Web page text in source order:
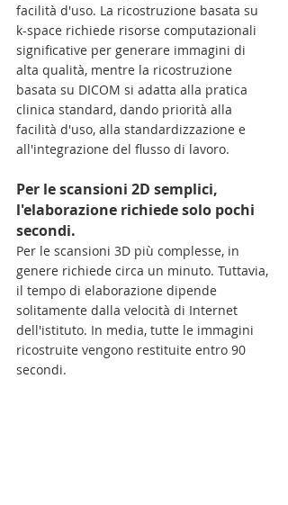
facilità d'uso. La ricostruzione basata su
k-space richiede risorse computazionali
significative per generare immagini di
alta qualità, mentre la ricostruzione
basata su DICOM si adatta alla pratica
clinica standard, dando priorità alla
facilità d'uso, alla standardizzazione e
all'integrazione del flusso di lavoro.
Per le scansioni 2D semplici,
l'elaborazione richiede solo pochi
secondi.
Per le scansioni 3D più complesse, in
genere richiede circa un minuto. Tuttavia,
il tempo di elaborazione dipende
solitamente dalla velocità di Internet
dell'istituto. In media, tutte le immagini
ricostruite vengono restituite entro 90
secondi.